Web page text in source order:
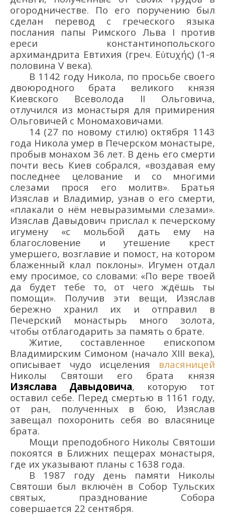
огородничестве. По его поручению был
сделан перевод с греческого языка
послания папы Римского Льва I против
ереси константинопольского
архимандрита Евтихия (греч. Εὐτυχής) (1-я
половина V века).
В 1142 году Никола, по просьбе своего
двоюродного брата великого князя
Киевского Всеволода II Ольговича,
отлучился из монастыря для примирения
Ольговичей с Мономаховичами.
14(27 по новому стилю) октября 1143
года Никола умер в Печерском монастыре,
пробыв монахом 36 лет. В день его смерти
почти весь Киев собрался, «воздавая ему
последнее целование и со многими
слезами прося его молитв».
Братья
Изяслав и Владимир, узнав о его смерти,
«плакали о нём невыразимыми слезами».
Изяслав Давыдович прислал к печерскому
игумену «с мольбой дать ему на
благословение и утешение крест
умершего, возглавие и помост, на котором
блаженный клал поклоны». Игумен отдал
ему просимое, со словами: «По вере твоей
да будет тебе то, от чего ждёшь ты
помощи». Получив эти вещи, Изяслав
бережно хранил их и отправил в
Печерский монастырь много золота,
чтобы отблагодарить за память о брате.
Житие, составленное епископом
Владимирским Симоном (начало XIII века),
описывает чудо исцеления власяницей
Николы Святоши его брата князя
Изяслава Давыдовича, которую тот
оставил себе. Перед смертью в 1161 году,
от ран, полученных в бою, Изяслав
завещал похоронить себя во власянице
брата.
Мощи преподобного Николы Святоши
покоятся в Ближних пещерах монастыря,
где их указывают планы с 1638 года.
В 1987 году день памяти Николы
Святоши был включён в Собор Тульских
святых, празднование Собора
совершается 22 сентября.